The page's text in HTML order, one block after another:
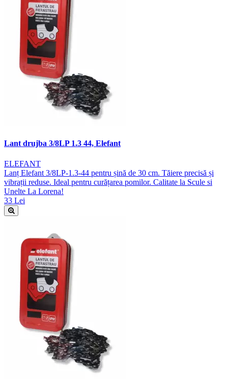
Lant drujba 3/8LP 1.3 44, Elefant
ELEFANT
Lanț Elefant 3/8LP-1.3-44 pentru șină de 30 cm. Tăiere precisă și
vibrații reduse. Ideal pentru curățarea pomilor. Calitate la Scule si
Unelte La Lorena!
33 Lei